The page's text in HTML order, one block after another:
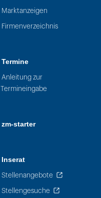
Marktanzeigen
Firmenverzeichnis
Termine
Anleitung zur
Termineingabe
zm-starter
Inserat
Stellenangebote
Stellengesuche